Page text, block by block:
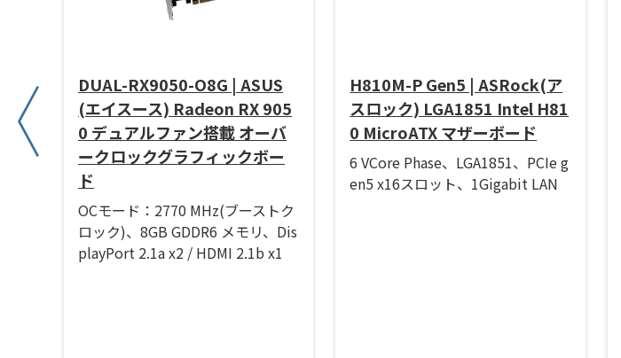
サ
DUAL-RX9050-O8G | ASUS
(エイスース) Radeon RX 905
0 デュアルファン搭載 オーバ
ークロックグラフィックボー
ド
OCモード：2770 MHz(ブーストク
ロック)、8GB GDDR6 メモリ、Dis
playPort 2.1a x2 / HDMI 2.1b x1
H810M-P Gen5 | ASRock(ア
スロック) LGA1851 Intel H81
0 MicroATX マザーボード
6 VCore Phase、LGA1851、PCIe g
en5 x16スロット、1Gigabit LAN